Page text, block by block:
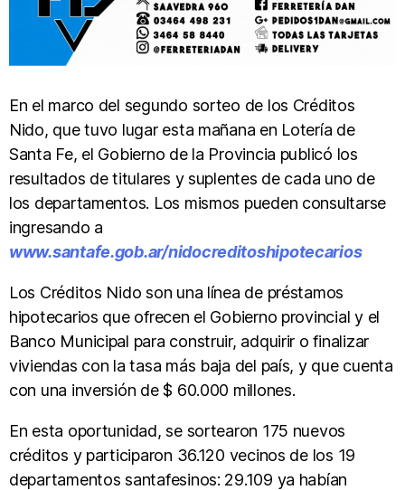
En el marco del segundo sorteo de los Créditos
Nido, que tuvo lugar esta mañana en Lotería de
Santa Fe, el Gobierno de la Provincia publicó los
resultados de titulares y suplentes de cada uno de
los departamentos. Los mismos pueden consultarse
ingresando a
www.santafe.gob.ar/nidocreditoshipotecarios
Los Créditos Nido son una línea de préstamos
hipotecarios que ofrecen el Gobierno provincial y el
Banco Municipal para construir, adquirir o finalizar
viviendas con la tasa más baja del país, y que cuenta
con una inversión de $ 60.000 millones.
En esta oportunidad, se sortearon 175 nuevos
créditos y participaron 36.120 vecinos de los 19
departamentos santafesinos: 29.109 ya habían